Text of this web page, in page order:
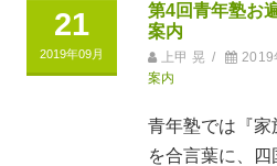
21
2019年09月
第4回青年塾お
案内
上甲 晃 / 2019
案内
青年塾では『家
を合言葉に、